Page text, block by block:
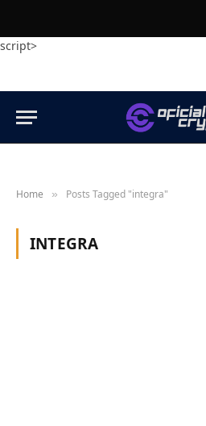
script>
Home » Posts Tagged "integra"
INTEGRA